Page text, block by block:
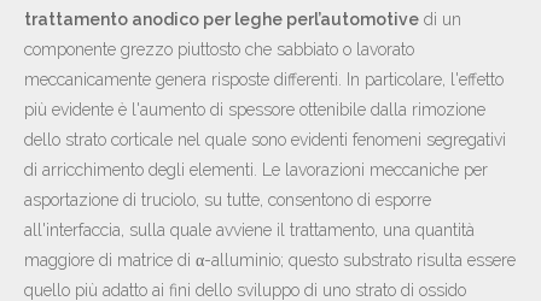
trattamento anodico per leghe perl’automotive di un
componente grezzo piuttosto che sabbiato o lavorato
meccanicamente genera risposte differenti. In particolare, l'effetto
più evidente è l'aumento di spessore ottenibile dalla rimozione
dello strato corticale nel quale sono evidenti fenomeni segregativi
di arricchimento degli elementi. Le lavorazioni meccaniche per
asportazione di truciolo, su tutte, consentono di esporre
all'interfaccia, sulla quale avviene il trattamento, una quantità
maggiore di matrice di α-alluminio; questo substrato risulta essere
quello più adatto ai fini dello sviluppo di uno strato di ossido